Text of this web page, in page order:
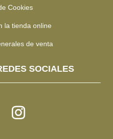
Cookies
la tienda online
de venta
SOCIALES